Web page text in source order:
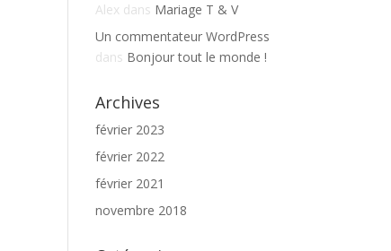
Alex dans Mariage T & V
Un commentateur WordPress
dans Bonjour tout le monde !
Archives
février 2023
février 2022
février 2021
novembre 2018